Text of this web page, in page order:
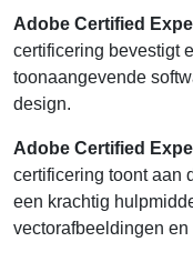
Adobe Certified
certificering bevestigt
toonaangevende
design.
Adobe Certified
certificering toont aan
een krachtig
vectorafbeeldingen en